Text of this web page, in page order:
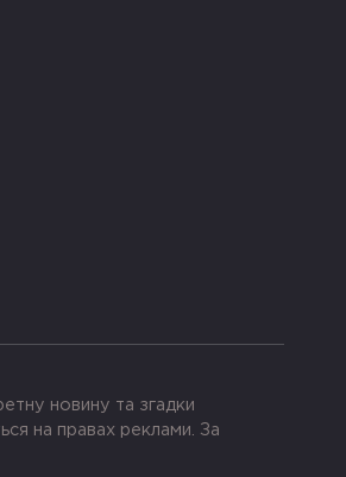
новину та згадки
на правах реклами. За